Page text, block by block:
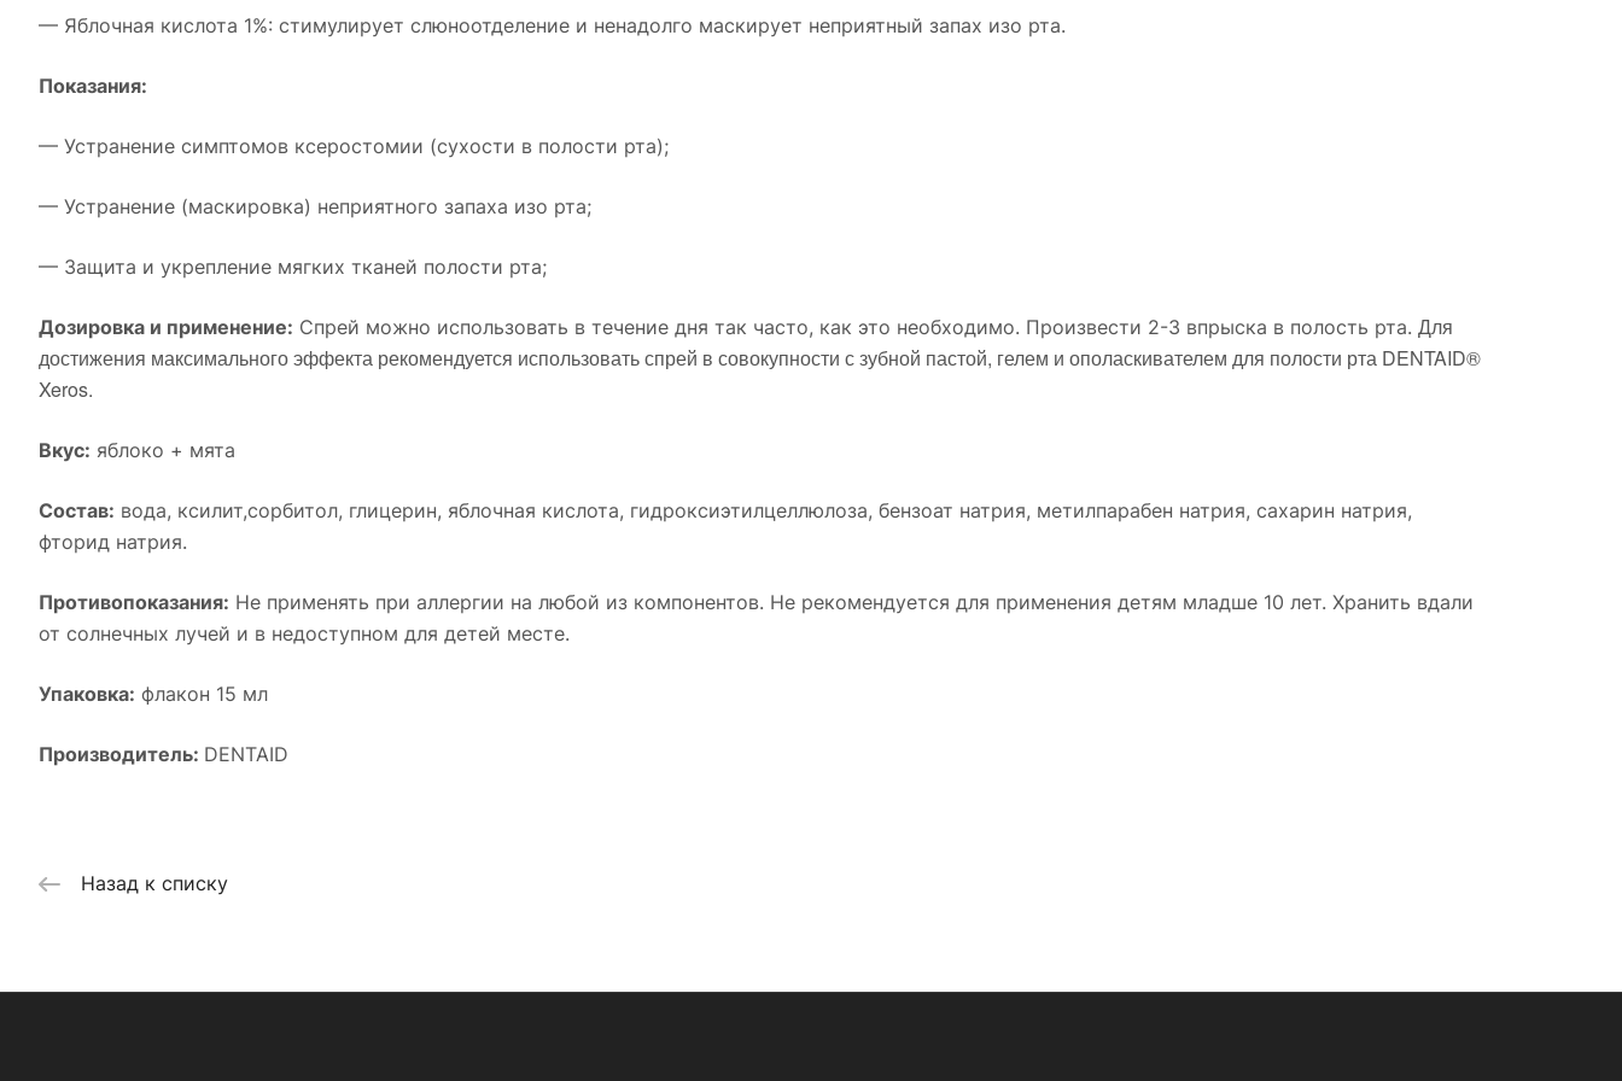
— Яблочная кислота 1%: стимулирует слюноотделение и ненадолго маскирует неприятный запах изо рта.
Показания:
— Устранение симптомов ксеростомии (сухости в полости рта);
— Устранение (маскировка) неприятного запаха изо рта;
— Защита и укрепление мягких тканей полости рта;
Дозировка и применение: Спрей можно использовать в течение дня так часто, как это необходимо. Произвести 2-3 впрыска в полость рта. Для
достижения максимального эффекта рекомендуется использовать спрей в совокупности с зубной пастой, гелем и ополаскивателем для полости рта DENTAID®
Xeros.
Вкус: яблоко + мята
Состав: вода, ксилит,сорбитол, глицерин, яблочная кислота, гидроксиэтилцеллюлоза, бензоат натрия, метилпарабен натрия, сахарин натрия,
фторид натрия.
Противопоказания: Не применять при аллергии на любой из компонентов. Не рекомендуется для применения детям младше 10 лет. Хранить вдали
от солнечных лучей и в недоступном для детей месте.
Упаковка: флакон 15 мл
Производитель: DENTAID
Назад к списку